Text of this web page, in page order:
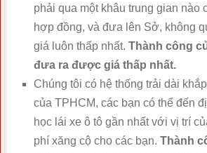
phải qua một khâu trung gian nào
hợp đồng, và đưa lên Sở, không
giá luôn thấp nhất. Thành công
đưa ra được giá thấp nhất.
Chúng tôi có hệ thống trải dài
của TPHCM, các bạn có thể đến
học lái xe ô tô gần nhất với vị trí
phí xăng cộ cho các bạn. Thành